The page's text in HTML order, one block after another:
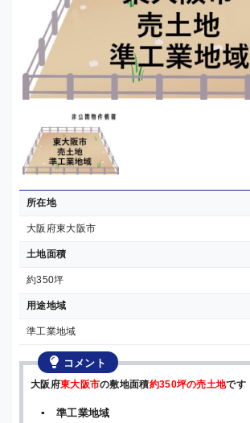
所在地
大阪府東大阪市
土地面積
約350坪
用途地域
準工業地域
コメント
大阪府東大阪市の敷地面積約350坪の売土地です
▪ 準工業地域